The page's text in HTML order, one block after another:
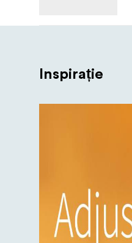
Inspirație